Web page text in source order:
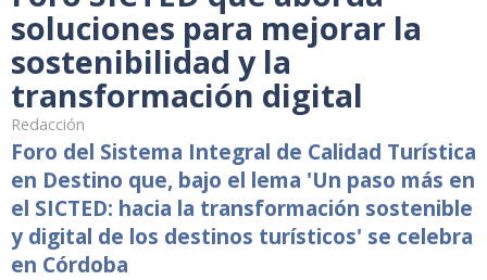
soluciones para mejorar la
sostenibilidad y la
transformación digital
Redacción
Foro del Sistema Integral de Calidad Turística
en Destino que, bajo el lema 'Un paso más en
el SICTED: hacia la transformación sostenible
y digital de los destinos turísticos' se celebra
en Córdoba